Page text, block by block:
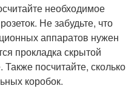
необходимое
Не забудьте, что
аппаратов нужен
прокладка скрытой
посчитайте, сколько
коробок.